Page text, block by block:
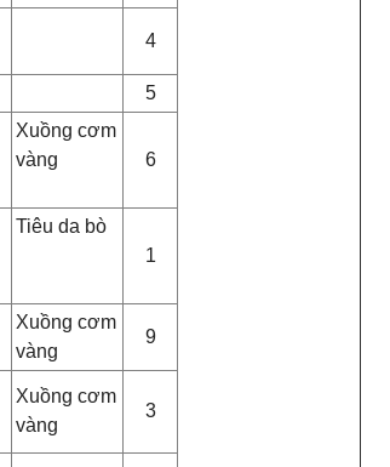
4
5
Xuồng cơm
vàng
6
Tiêu da bò
1
Xuồng cơm
vàng
9
Xuồng cơm
vàng
3